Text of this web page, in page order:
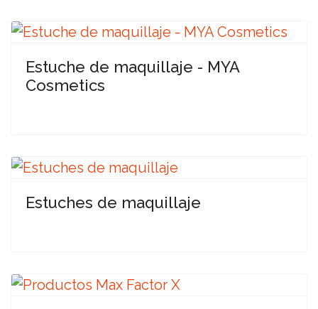
Estuche de maquillaje - MYA
Cosmetics
Estuches de maquillaje